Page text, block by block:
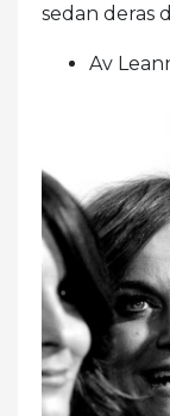
sedan deras
Av